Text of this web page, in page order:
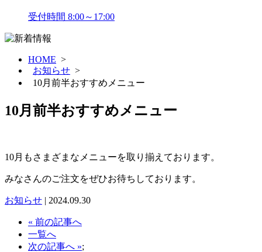
受付時間 8:00～17:00
HOME >
お知らせ >
10月前半おすすめメニュー
10月前半おすすめメニュー
10月もさまざまなメニューを取り揃えております。
みなさんのご注文をぜひお待ちしております。
お知らせ | 2024.09.30
« 前の記事へ
一覧へ
次の記事へ »;